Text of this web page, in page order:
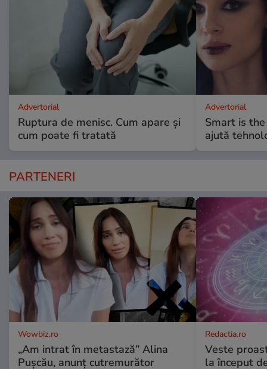
Advertorial
Ruptura de menisc. Cum apare și
cum poate fi tratată
Advertorial
Smart is
ajută
PARTENERI
Wowbiz.ro
„Am intrat în metastază” Alina
Pușcău, anunț cutremurător
Redactia.ro
Veste
la început